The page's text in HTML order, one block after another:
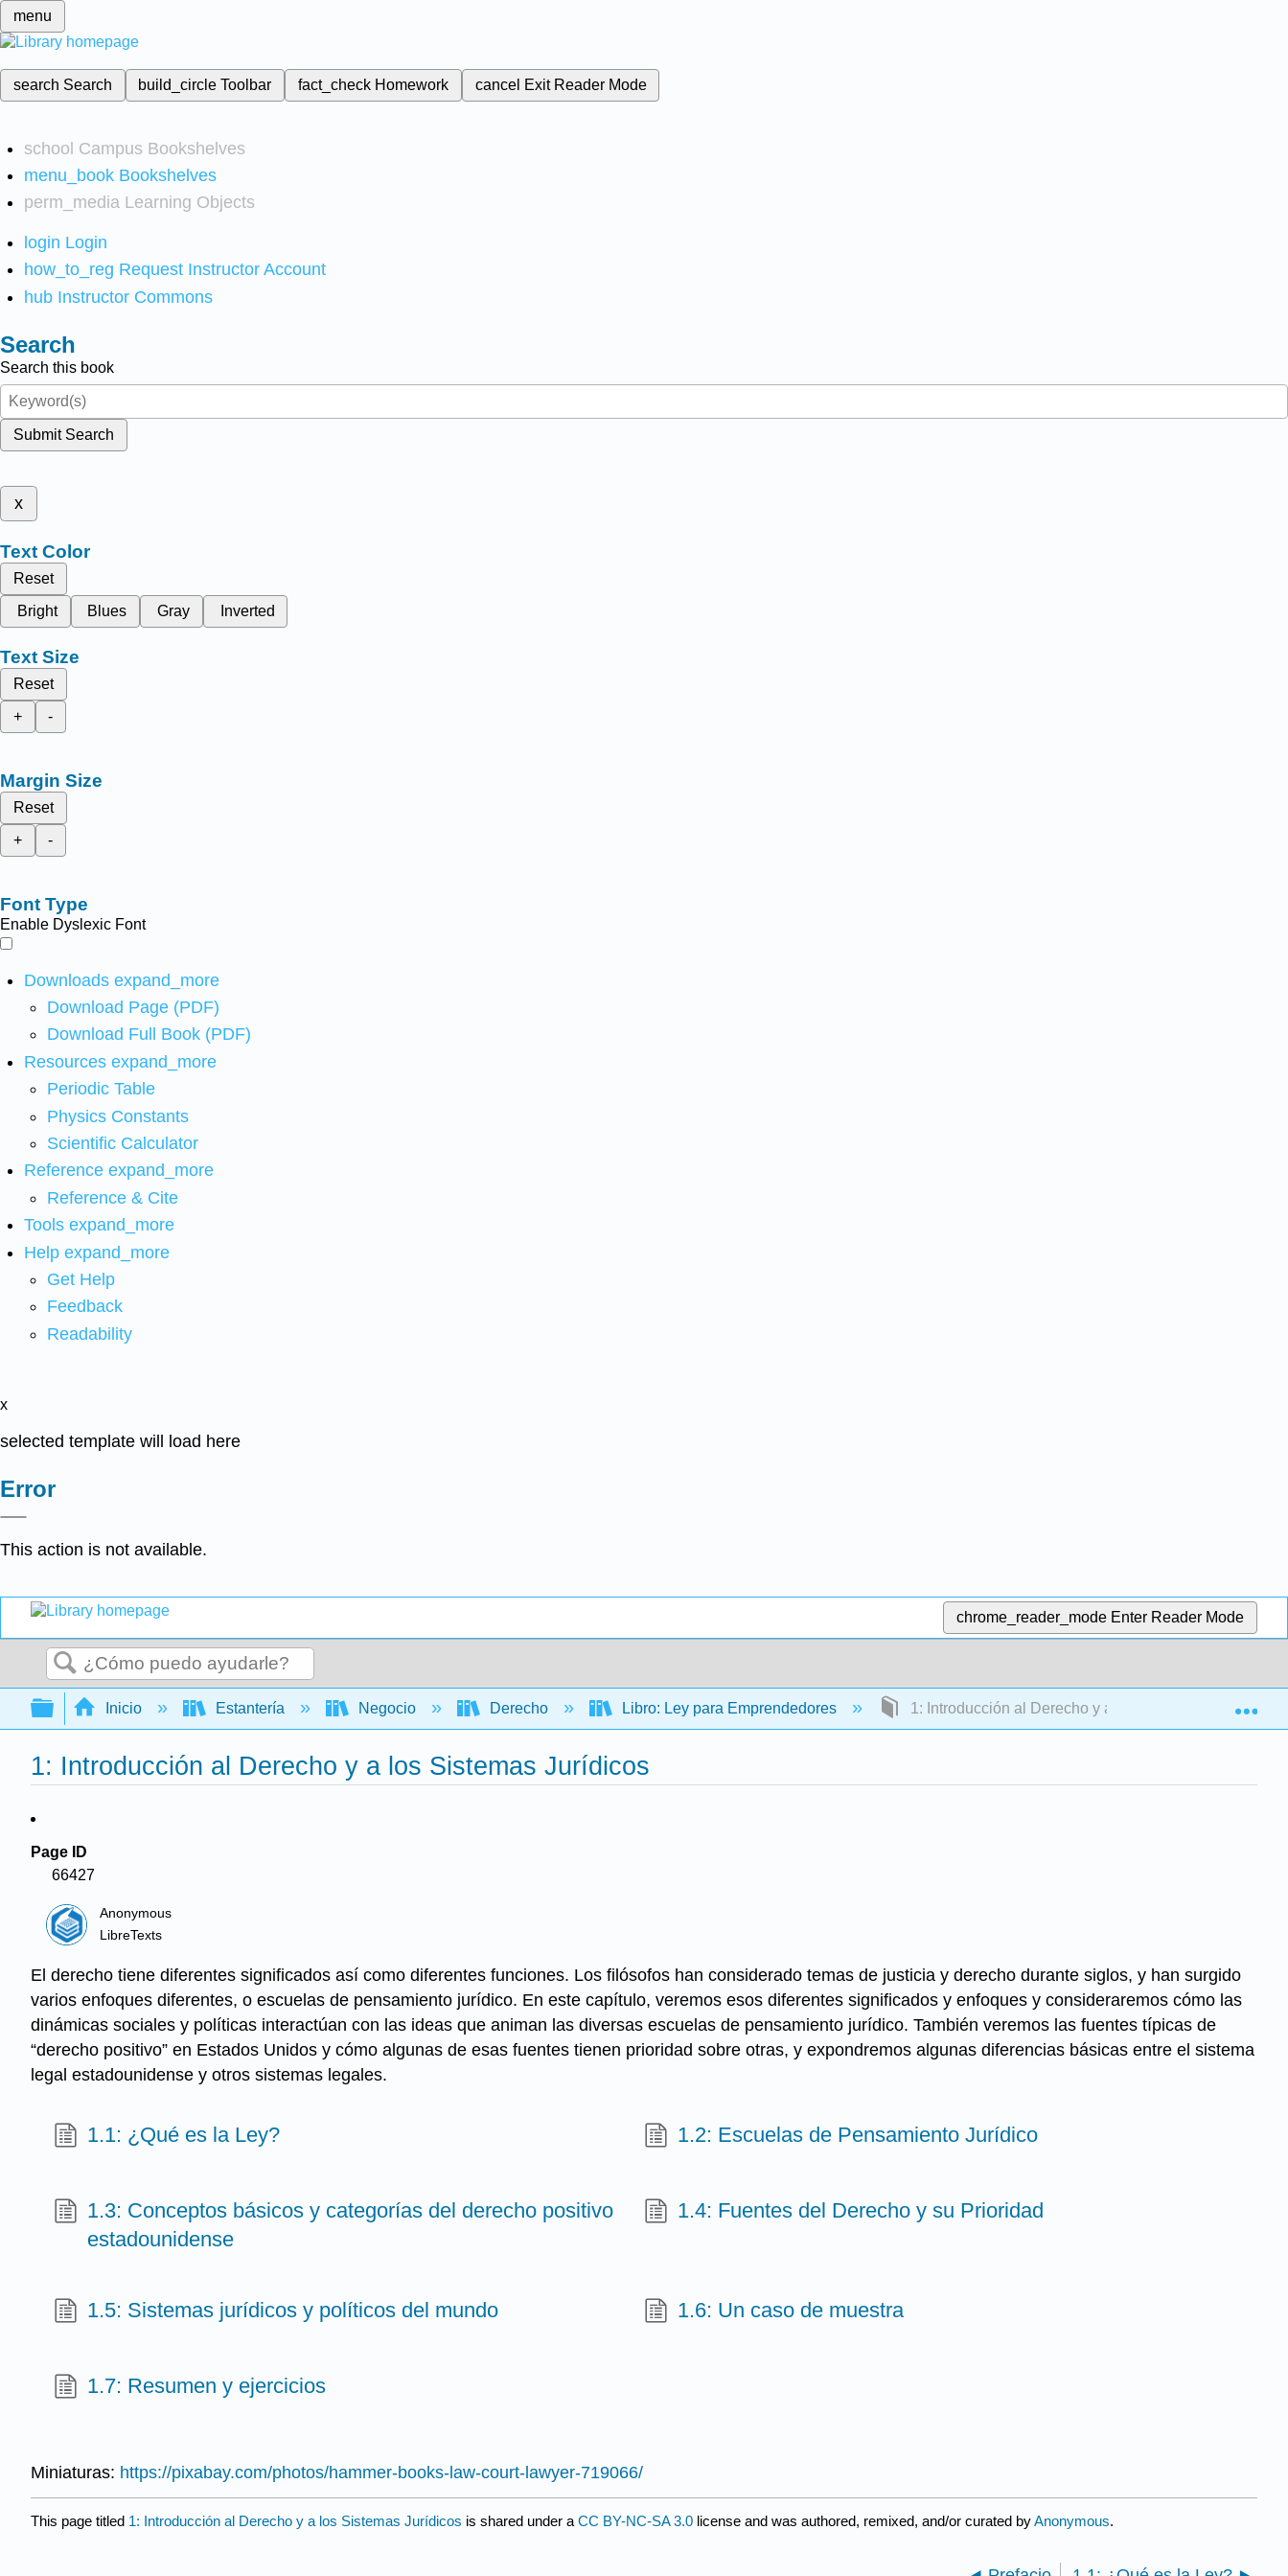
menu
search Search build_circleToolbar fact_check Homework cancel Exit Reader Mode
school Campus Bookshelves
menu_book Bookshelves
perm_media Learning Objects
login Login
how_to_reg Request Instructor Account
hub Instructor Commons
Search
Search this book
Submit Search
x
Text Color
Reset
Bright
Blues Gray Inverted
Text Size
Reset
+
-
Margin Size
Reset
+
-
Font Type
Enable Dyslexic Font
Downloads expand_more
Download Page (PDF)
Download Full Book (PDF)
Resources expand_more
Periodic Table
Physics Constants
Scientific Calculator
Reference expand_more
Reference & Cite
Tools expand_more
Help expand_more
Get Help
Feedback
Readability
x
selected template will load here
Error
This action is not available.
chrome_reader_mode Enter Reader Mode
Buscar
Expandir/contraer jerarquía global
Inicio Estantería Negocio Derecho Libro: Ley para Emprendedores 1: Introducción al Derecho y a los Sistemas Jurídicos
1: Introducción al Derecho y a los Sistemas Jurídicos
Page ID
66427
Anonymous
LibreTexts
El derecho tiene diferentes significados así como diferentes funciones. Los filósofos han considerado temas de justicia y derecho durante siglos, y han surgido
varios enfoques diferentes, o escuelas de pensamiento jurídico. En este capítulo, veremos esos diferentes significados y enfoques y consideraremos cómo las
dinámicas sociales y políticas interactúan con las ideas que animan las diversas escuelas de pensamiento jurídico. También veremos las fuentes típicas de
“derecho positivo” en Estados Unidos y cómo algunas de esas fuentes tienen prioridad sobre otras, y expondremos algunas diferencias básicas entre el sistema
legal estadounidense y otros sistemas legales.
1.1: ¿Qué es la Ley? 1.2: Escuelas de Pensamiento Jurídico
1.3: Conceptos básicos y categorías del derecho positivo
estadounidense
1.4: Fuentes del Derecho y su Prioridad
1.5: Sistemas jurídicos y políticos del mundo 1.6: Un caso de muestra
1.7: Resumen y ejercicios
Miniaturas: https://pixabay.com/photos/hammer-books-law-court-lawyer-719066/
This page titled 1: Introducción al Derecho y a los Sistemas Jurídicos is shared under a CC BY-NC-SA 3.0 license and was authored, remixed, and/or curated byAnonymous.